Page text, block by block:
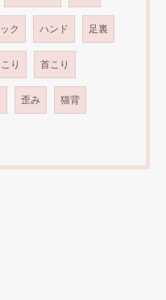
ク ハンド 足裏
り 首こり
歪み 猫背